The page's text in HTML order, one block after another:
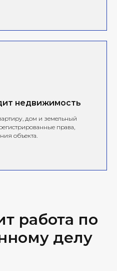
недвижимость
дом и земельный
права,
объекта.
работа по
делу